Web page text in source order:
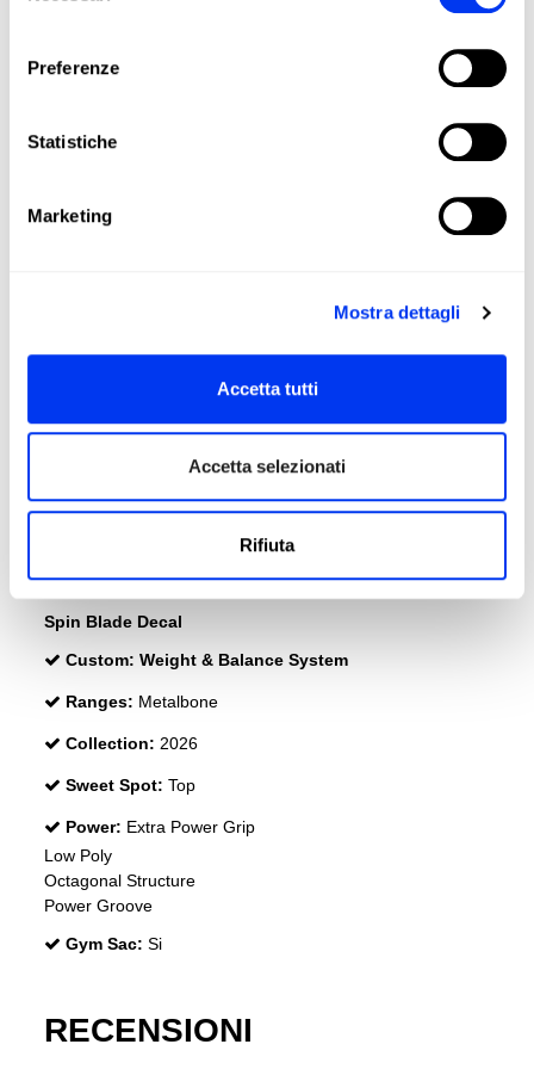
Preferenze
Statistiche
Marketing
Mostra dettagli
Accetta tutti
Accetta selezionati
Rifiuta
Type of Game:
Balance:
Protector: Metalbone Protector Tape
Eva High Memory
Face: Carbon Aluminized 16K
Structural Reinforcement
Spin Blade Decal
Custom: Weight & Balance System
Ranges: Metalbone
Collection: 2026
Sweet Spot: Top
Power: Extra Power Grip
Low Poly
Octagonal Structure
Power Groove
Gym Sac: Si
RECENSIONI